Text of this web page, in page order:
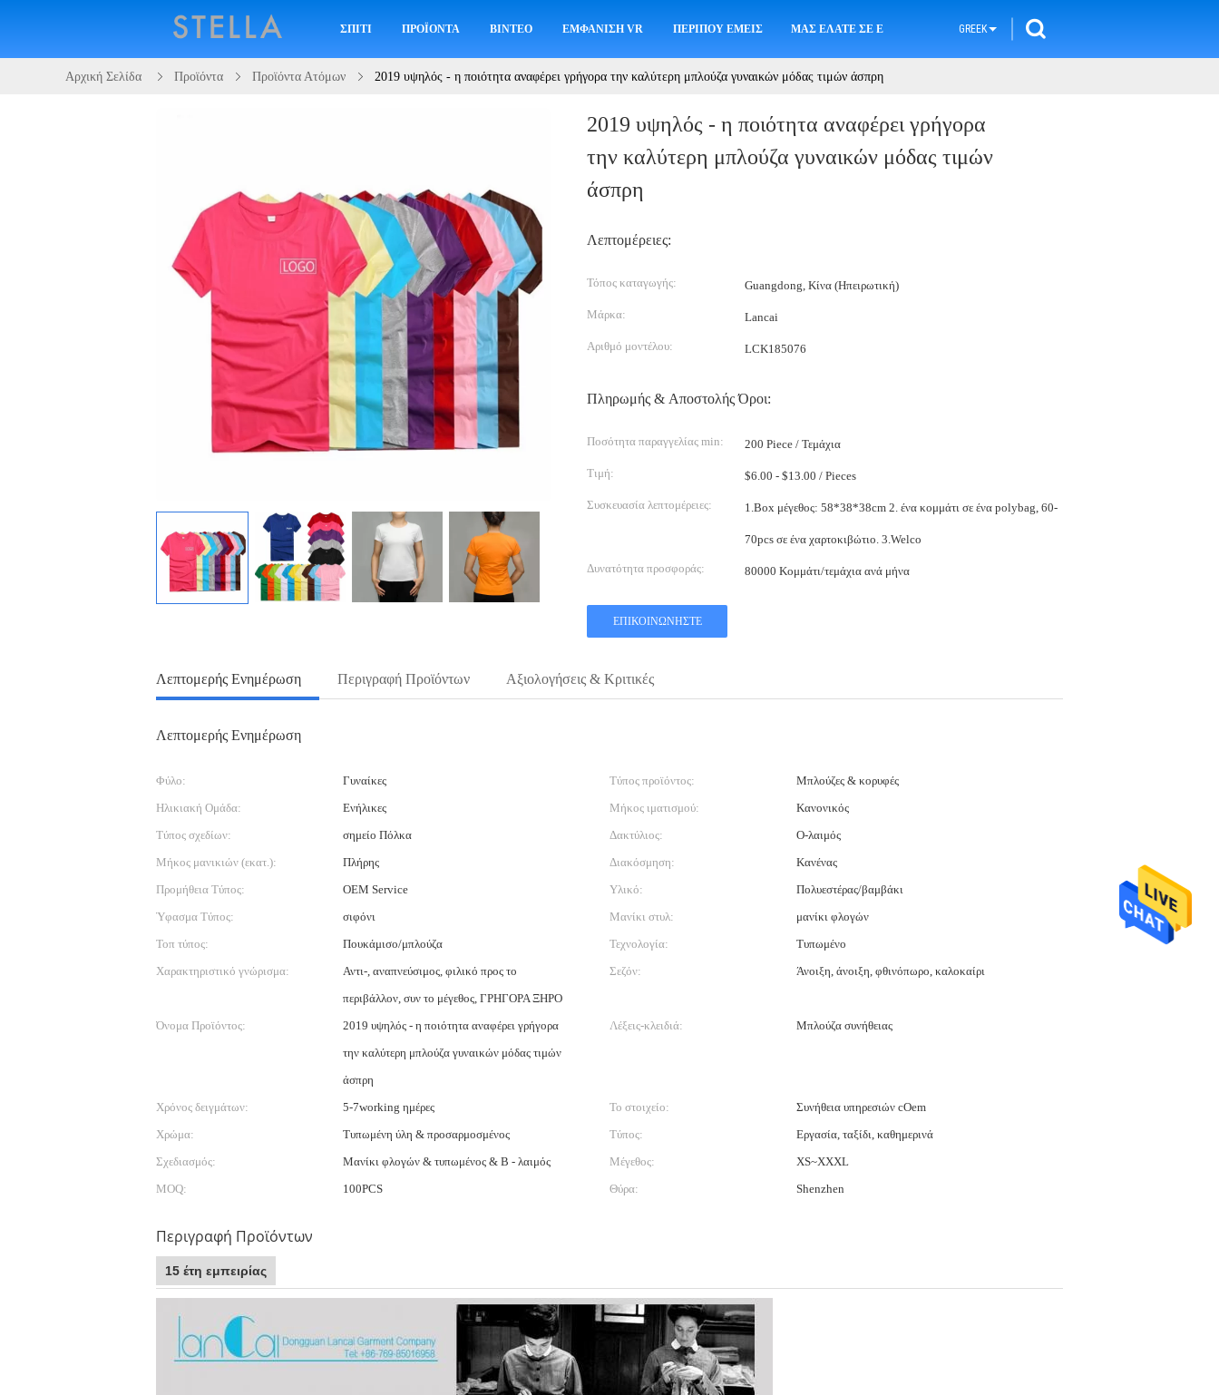
ΣΠΊΤΙ ΠΡΟΪΌΝΤΑ ΒΊΝΤΕΟ ΕΜΦΆΝΙΣΗ VR ΠΕΡΊΠΟΥ ΕΜΕΊΣ ΜΑΣ ΕΛΆΤΕ ΣΕ ΕΠΑΦΉ ΜΕ GREEK
Αρχική Σελίδα Προϊόντα Προϊόντα Ατόμων 2019 υψηλός - η ποιότητα αναφέρει γρήγορα την καλύτερη μπλούζα γυναικών μόδας τιμών άσπρη
2019 υψηλός - η ποιότητα αναφέρει γρήγορα
την καλύτερη μπλούζα γυναικών μόδας τιμών
άσπρη
Λεπτομέρειες:
Τόπος καταγωγής: Guangdong, Κίνα (Ηπειρωτική)
Μάρκα: Lancai
Αριθμό μοντέλου: LCK185076
Πληρωμής & Αποστολής Όροι:
Ποσότητα παραγγελίας min: 200 Piece / Τεμάχια
Τιμή: $6.00 - $13.00 / Pieces
Συσκευασία λεπτομέρειες: 1.Box μέγεθος: 58*38*38cm 2. ένα κομμάτι σε ένα polybag, 60-
70pcs σε ένα χαρτοκιβώτιο. 3.Welco
Δυνατότητα προσφοράς: 80000 Κομμάτι/τεμάχια ανά μήνα
ΕΠΙΚΟΙΝΩΝΉΣΤΕ
Λεπτομερής Ενημέρωση Περιγραφή Προϊόντων Αξιολογήσεις & Κριτικές
Λεπτομερής Ενημέρωση
Φύλο: Γυναίκες Τύπος προϊόντος:
Μπλούζες & κορυφές
Ηλικιακή Ομάδα:
Ενήλικες Μήκος ιματισμού:
Κανονικός
Τύπος σχεδίων:
σημείο Πόλκα Δακτύλιος:
Ο-λαιμός
Μήκος μανικιών (εκατ.):
Πλήρης Διακόσμηση:
Κανένας
Προμήθεια Τύπος:
OEM Service Υλικό:
Πολυεστέρας/βαμβάκι
Ύφασμα Τύπος:
σιφόνι Μανίκι στυλ:
μανίκι φλογών
Τοπ τύπος:
Πουκάμισο/μπλούζα Τεχνολογία:
Τυπωμένο
Χαρακτηριστικό γνώρισμα:
Αντι-, αναπνεύσιμος, φιλικό προς το
περιβάλλον, συν το μέγεθος, ΓΡΗΓΟΡΑ ΞΗΡΟ
Σεζόν: Άνοιξη, άνοιξη, φθινόπωρο, καλοκαίρι
Όνομα Προϊόντος:
2019 υψηλός - η ποιότητα αναφέρει γρήγορα
την καλύτερη μπλούζα γυναικών μόδας τιμών
άσπρη
Λέξεις-κλειδιά: Μπλούζα συνήθειας
Χρόνος δειγμάτων: 5-7working ημέρες Το στοιχείο:
Συνήθεια υπηρεσιών cOem
Χρώμα:
Τυπωμένη ύλη & προσαρμοσμένος Τύπος:
Εργασία, ταξίδι, καθημερινά
Σχεδιασμός:
Μανίκι φλογών & τυπωμένος & Β - λαιμός Μέγεθος:
XS~XXXL
MOQ:
100PCS Θύρα: Shenzhen
Περιγραφή Προϊόντων
15 έτη εμπειρίας